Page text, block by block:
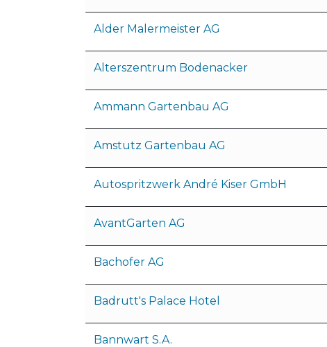
Alder Malermeister AG
Alterszentrum Bodenacker
Ammann Gartenbau AG
Amstutz Gartenbau AG
Autospritzwerk André Kiser GmbH
AvantGarten AG
Bachofer AG
Badrutt's Palace Hotel
Bannwart S.A.